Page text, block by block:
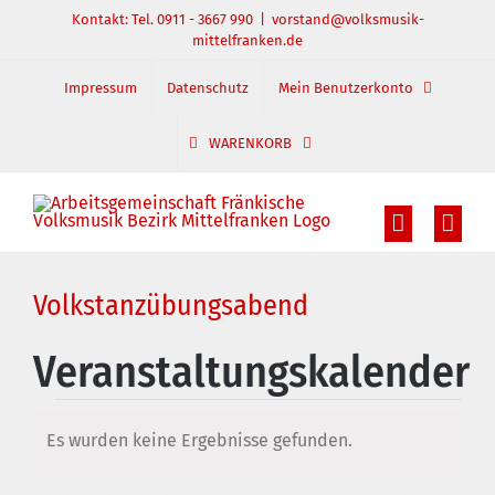
springen
Kontakt: Tel. 0911 - 3667 990
vorstand@volksmusik-
mittelfranken.de
Impressum Datenschutz Mein Benutzerkonto
WARENKORB
Volkstanzübungsabend
Veranstaltungskalender
Veranstaltungen
Es wurden keine Ergebnisse gefunden.